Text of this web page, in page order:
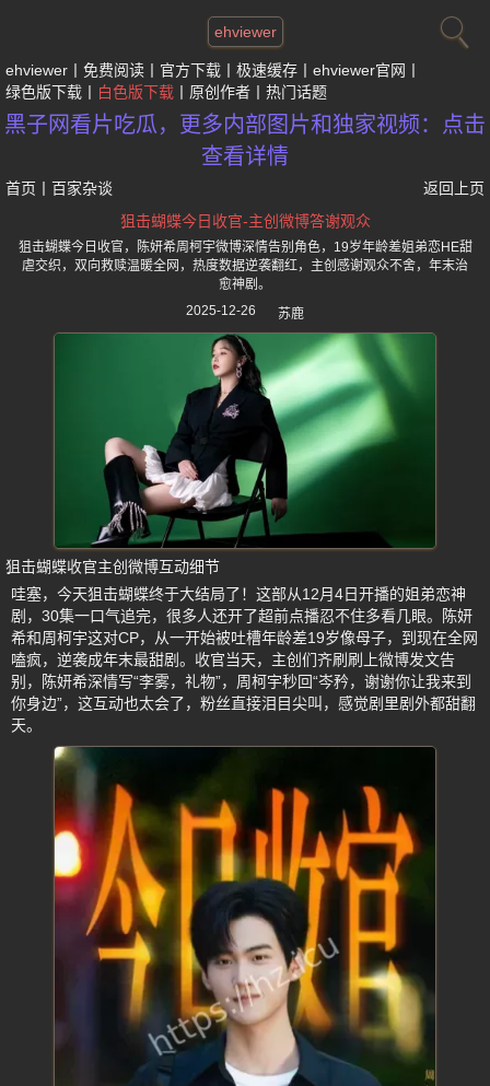
ehviewer
ehviewer 免费阅读 官方下载 极速缓存
ehviewer官网
绿色版下载
白色版下载 原创作者 热门话题
黑子网看片吃瓜，更多内部图片和独家视频：点击
查看详情
首页 百家杂谈
返回上页
狙击蝴蝶今日收官-主创微博答谢观众
狙击蝴蝶今日收官，陈妍希周柯宇微博深情告别角色，19岁年龄差姐弟恋HE甜
虐交织，双向救赎温暖全网，热度数据逆袭翻红，主创感谢观众不舍，年末治
愈神剧。
2025-12-26
苏鹿
狙击蝴蝶收官主创微博互动细节
哇塞，今天狙击蝴蝶终于大结局了！这部从12月4日开播的姐弟恋神
剧，30集一口气追完，很多人还开了超前点播忍不住多看几眼。陈妍
希和周柯宇这对CP，从一开始被吐槽年龄差19岁像母子，到现在全网
嗑疯，逆袭成年末最甜剧。收官当天，主创们齐刷刷上微博发文告
别，陈妍希深情写“李雾，礼物”，周柯宇秒回“岑矜，谢谢你让我来到
你身边”，这互动也太会了，粉丝直接泪目尖叫，感觉剧里剧外都甜翻
天。